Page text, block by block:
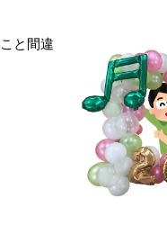
と間違